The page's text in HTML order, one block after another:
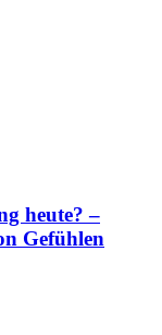
heute? –
Gefühlen